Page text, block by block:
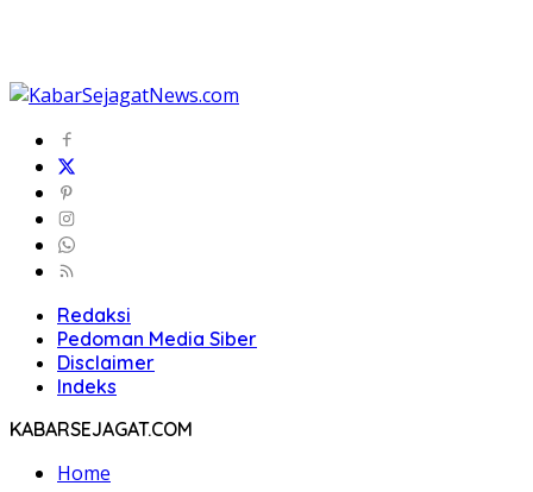
Redaksi
Pedoman Media Siber
Disclaimer
Indeks
KABARSEJAGAT.COM
Home